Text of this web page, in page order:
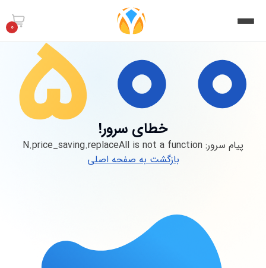
0
خطای سرور!
پیام سرور: N.price_saving.replaceAll is not a function
بازگشت به صفحه اصلی